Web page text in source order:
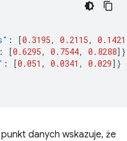
: [0.3195, 0.2115, 0.1421
: [0.6295, 0.7544, 0.8288
: [0.051 , 0.0341 , 0.029]}
danych wskazuje, że